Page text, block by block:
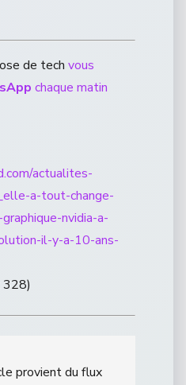
de tech vous
chaque matin
actualites-
a-tout-change-
nvidia-a-
il-y-a-10-ans-
328)
provient du flux